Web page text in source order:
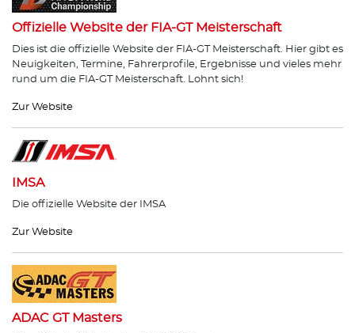
Offizielle Website der FIA-GT Meisterschaft
Dies ist die offizielle Website der FIA-GT Meisterschaft. Hier gibt es
Neuigkeiten, Termine, Fahrerprofile, Ergebnisse und vieles mehr
rund um die FIA-GT Meisterschaft. Lohnt sich!
Zur Website
IMSA
Die offizielle Website der IMSA
Zur Website
ADAC GT Masters